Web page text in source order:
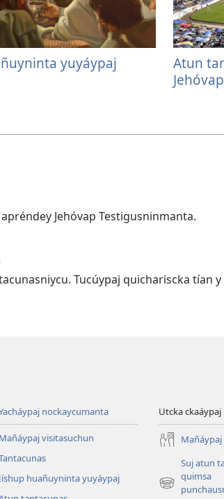
yuyáypaj
Atun
Jehóvap Testigusninmanta.
Tucúypaj quichariscka tían
nockaycumanta
Mañáypaj visitasuchun
Jíshup huañuyninta yuyáypaj
Utcka ckaáypaj
Suj atun
quimsa
(abre